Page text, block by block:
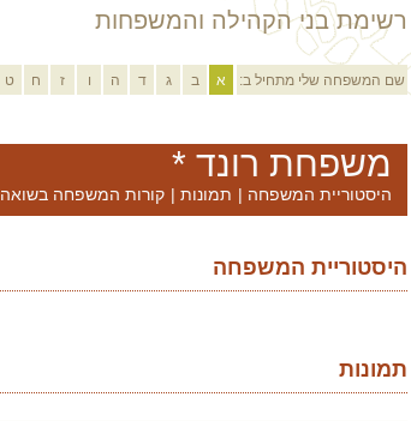
רשימת בני הקהילה והמשפחות
שם המשפחה שלי מתחיל ב: א ב ג ד ה ו ז ח ט
משפחת רונד *
היסטוריית המשפחה | תמונות | קורות המשפחה בשואה
היסטוריית המשפחה
תמונות